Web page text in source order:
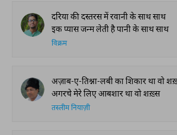
दरिया की दस्तरस में रवानी के साथ साथ
इक प्यास जन्म लेती है पानी के साथ साथ
विक्रम
अज़ाब-ए-तिश्ना-लबी का शिकार था वो
अगरचे मेरे लिए आबशार था वो शख़्स
तस्लीम नियाज़ी